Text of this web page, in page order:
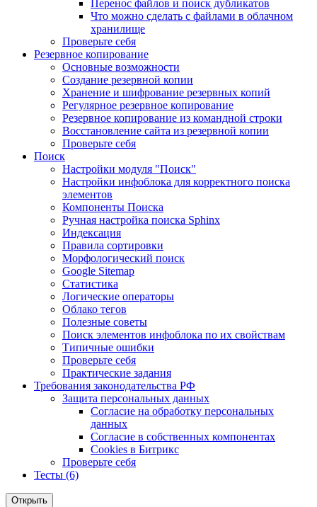
Перенос файлов и поиск дубликатов
Что можно сделать с файлами в облачном
хранилище
Проверьте себя
Резервное копирование
Основные возможности
Создание резервной копии
Хранение и шифрование резервных копий
Регулярное резервное копирование
Резервное копирование из командной строки
Восстановление сайта из резервной копии
Проверьте себя
Поиск
Настройки модуля "Поиск"
Настройки инфоблока для корректного поиска
элементов
Компоненты Поиска
Ручная настройка поиска Sphinx
Индексация
Правила сортировки
Морфологический поиск
Google Sitemap
Статистика
Логические операторы
Облако тегов
Полезные советы
Поиск элементов инфоблока по их свойствам
Типичные ошибки
Проверьте себя
Практические задания
Требования законодательства РФ
Защита персональных данных
Согласие на обработку персональных
данных
Согласие в собственных компонентах
Cookies в Битрикс
Проверьте себя
Тесты (6)
Открыть